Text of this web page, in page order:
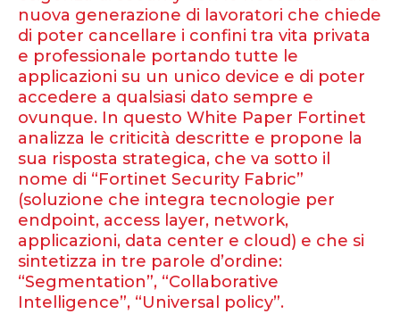
nuova generazione di lavoratori che chiede
di poter cancellare i confini tra vita privata
e professionale portando tutte le
applicazioni su un unico device e di poter
accedere a qualsiasi dato sempre e
ovunque. In questo White Paper Fortinet
analizza le criticità descritte e propone la
sua risposta strategica, che va sotto il
nome di “Fortinet Security Fabric”
(soluzione che integra tecnologie per
endpoint, access layer, network,
applicazioni, data center e cloud) e che si
sintetizza in tre parole d’ordine:
“Segmentation”, “Collaborative
Intelligence”, “Universal policy”.